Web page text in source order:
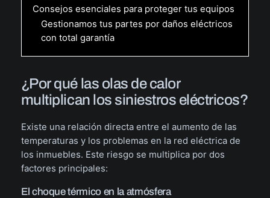
Consejos esenciales para proteger tus equipos
Gestionamos tus partes por daños eléctricos
con total garantía
¿Por qué las olas de calor
multiplican los siniestros eléctricos?
Existe una relación directa entre el aumento de las
temperaturas y los problemas en la red eléctrica de
los inmuebles. Este riesgo se multiplica por dos
factores principales:
El choque térmico en la atmósfera